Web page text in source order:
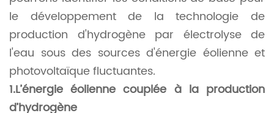
le développement de la technologie de
production d'hydrogène par électrolyse de
l'eau sous des sources d'énergie éolienne et
photovoltaïque fluctuantes.
1.L’énergie éolienne couplée à la production
d’hydrogène